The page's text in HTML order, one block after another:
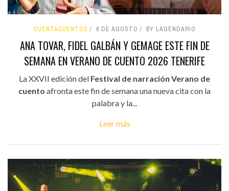
CUENTACUENTOS 6 DE AGOSTO BY LAGENDARIO
ANA TOVAR, FIDEL GALBÁN Y GEMAGE ESTE FIN DE
SEMANA EN VERANO DE CUENTO 2026 TENERIFE
La XXVII edición del Festival de narración Verano de
cuento afronta este fin de semana una nueva cita con la
palabra y la...
Leer más